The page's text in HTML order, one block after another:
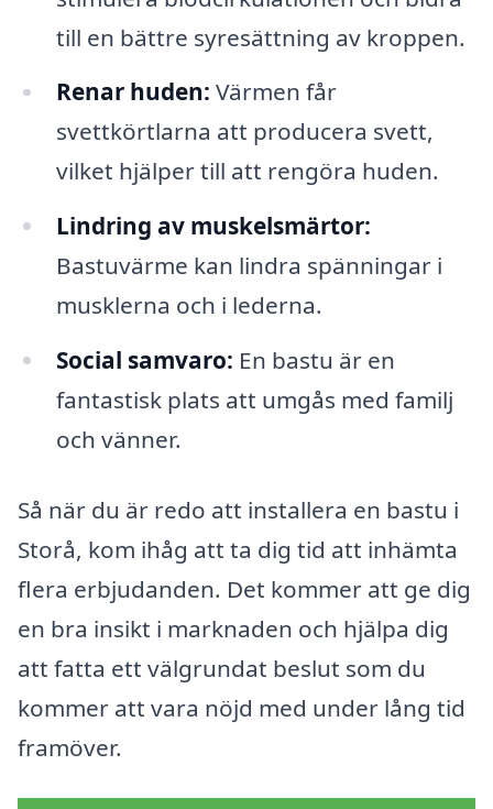
till en bättre syresättning av kroppen.
Renar huden: Värmen får
svettkörtlarna att producera svett,
vilket hjälper till att rengöra huden.
Lindring av muskelsmärtor:
Bastuvärme kan lindra spänningar i
musklerna och i lederna.
Social samvaro: En bastu är en
fantastisk plats att umgås med familj
och vänner.
Så när du är redo att installera en bastu i
Storå, kom ihåg att ta dig tid att inhämta
flera erbjudanden. Det kommer att ge dig
en bra insikt i marknaden och hjälpa dig
att fatta ett välgrundat beslut som du
kommer att vara nöjd med under lång tid
framöver.